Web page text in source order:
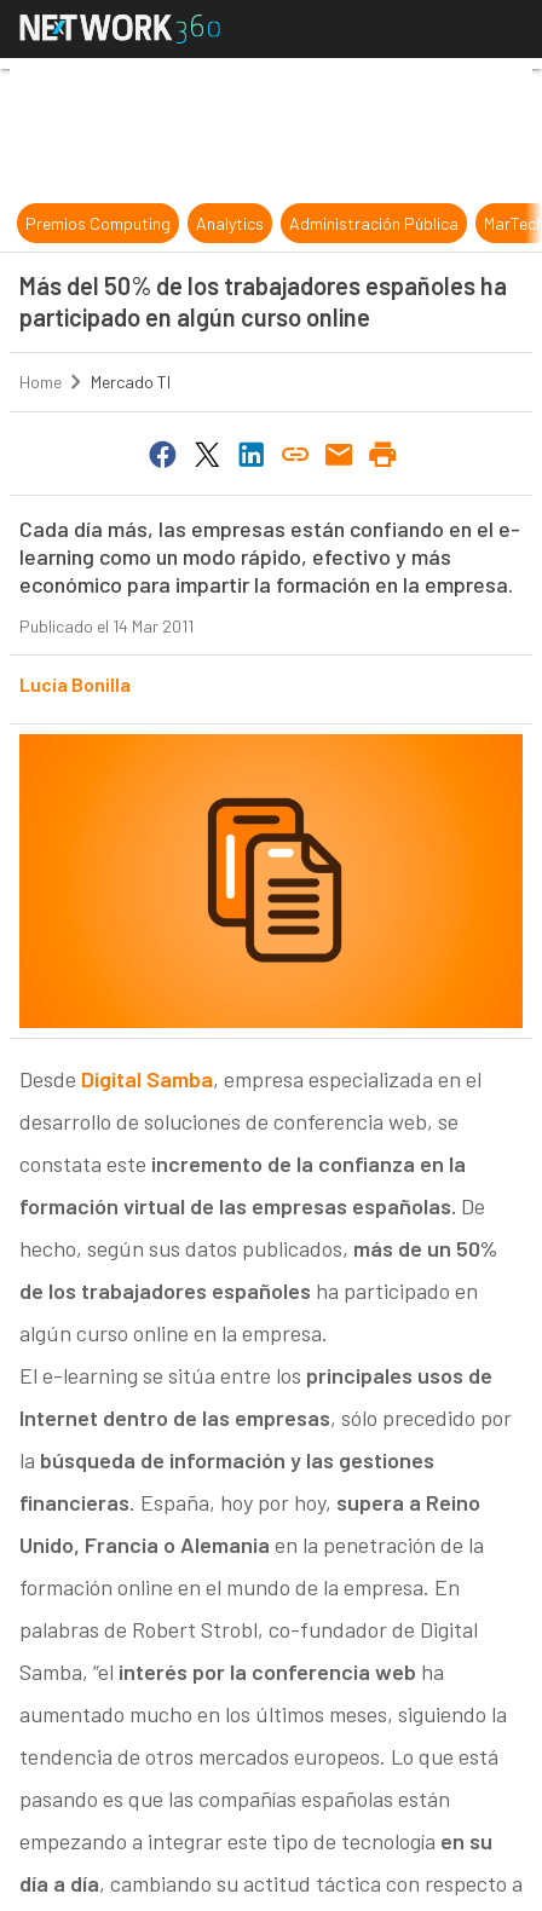
Más del 50% de los trabajadores
Premios Computing Analytics Administración Pública
Más del 50% de los trabajadores españoles ha
participado en algún curso online
Home Mercado TI
Cada día más, las empresas están confiando en el e-
learning como un modo rápido, efectivo y más
económico para impartir la formación en la empresa.
Publicado el 14 Mar 2011
Lucía Bonilla
Desde Digital Samba, empresa especializada en el
desarrollo de soluciones de conferencia web, se
constata este incremento de la confianza en la
formación virtual de las empresas españolas. De
hecho, según sus datos publicados, más de un 50%
de los trabajadores españoles ha participado en
algún curso online en la empresa.
El e-learning se sitúa entre los principales usos de
Internet dentro de las empresas, sólo precedido por
la búsqueda de información y las gestiones
financieras. España, hoy por hoy, supera a Reino
Unido, Francia o Alemania en la penetración de la
formación online en el mundo de la empresa. En
palabras de Robert Strobl, co-fundador de Digital
Samba, “el interés por la conferencia web ha
aumentado mucho en los últimos meses, siguiendo la
tendencia de otros mercados europeos. Lo que está
pasando es que las compañías españolas están
empezando a integrar este tipo de tecnología en su
día a día, cambiando su actitud táctica con respecto a